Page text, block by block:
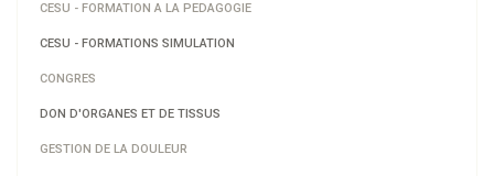
CESU - FORMATION A LA PEDAGOGIE
CESU - FORMATIONS SIMULATION
CONGRES
DON D'ORGANES ET DE TISSUS
GESTION DE LA DOULEUR